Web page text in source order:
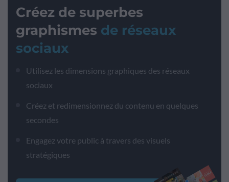
Créez de superbes
graphismes de réseaux
sociaux
Utilisez les dimensions graphiques des réseaux
sociaux
Créez et redimensionnez du contenu en quelques
secondes
Engagez votre public à travers des visuels
stratégiques